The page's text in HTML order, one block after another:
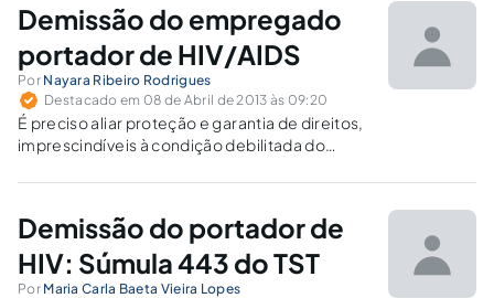
penalizadas pela fiscalização e de
responderem judicialmente.
Demissão do empregado
portador de HIV/AIDS
Por Nayara Ribeiro Rodrigues
Destacado em 08 de Abril de 2013 às 09:20
É preciso aliar proteção e garantia de direitos,
imprescindíveis à condição debilitada do
responsabilização do empregador, para que
inerentes ao Estado.
Demissão do portador de
HIV: Súmula 443 do TST
Por Maria Carla Baeta Vieira Lopes